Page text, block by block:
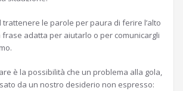
trattenere le parole per paura di ferire l’alto
adatta per aiutarlo o per comunicargli
è la possibilità che un problema alla gola,
da un nostro desiderio non espresso: